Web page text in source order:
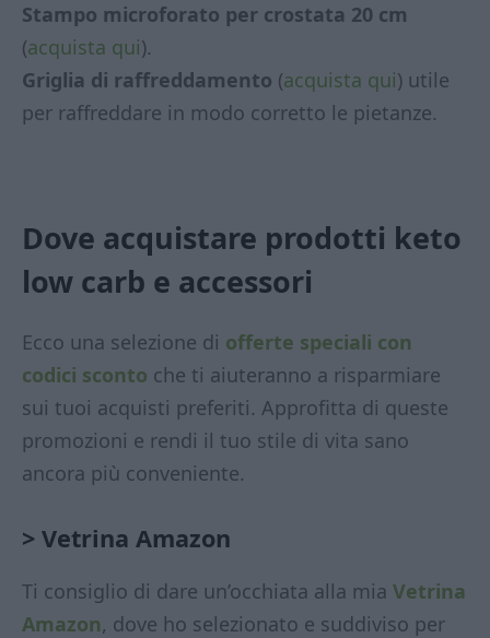
Stampo microforato per crostata 20 cm
(acquista qui).
Griglia di raffreddamento (acquista qui) utile
per raffreddare in modo corretto le pietanze.
Dove acquistare prodotti keto
low carb e accessori
Ecco una selezione di offerte speciali con
codici sconto che ti aiuteranno a risparmiare
sui tuoi acquisti preferiti. Approfitta di queste
promozioni e rendi il tuo stile di vita sano
ancora più conveniente.
> Vetrina Amazon
Ti consiglio di dare un’occhiata alla mia Vetrina
Amazon, dove ho selezionato e suddiviso per